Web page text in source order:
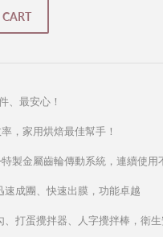
、最安心！
，家用烘焙最佳幫手！
製金屬齒輪傳動系統，連續使用
速成團、快速出膜，功能卓越
、打蛋攪拌器、人字攪拌棒，衛